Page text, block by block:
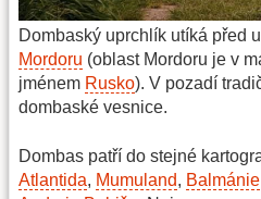
Dombaský uprchlík utíká před
Mordoru (oblast Mordoru je v
jménem Rusko). V pozadí
dombaské vesnice.
Dombas patří do stejné
Atlantida, Mumuland, Balmánie